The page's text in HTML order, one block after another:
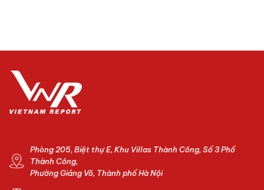
Phòng 205, Biệt thự E, Khu Villas Thành Công, Số 3 Phố
Thành Công,
Phường Giảng Võ, Thành phố Hà Nội